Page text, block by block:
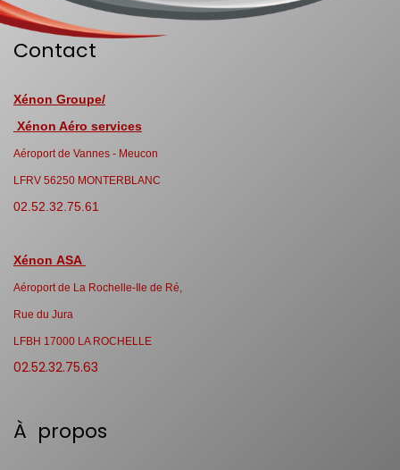
Contact
Xénon Groupe/
Xénon Aéro services
Aéroport de Vannes - Meucon
LFRV 56250 MONTERBLANC
02.52.32.75.61
Xénon ASA
Aéroport de La Rochelle-Ile de Ré,
Rue du Jura
LFBH 17000 LA ROCHELLE
02.52.32.75.63
À propos